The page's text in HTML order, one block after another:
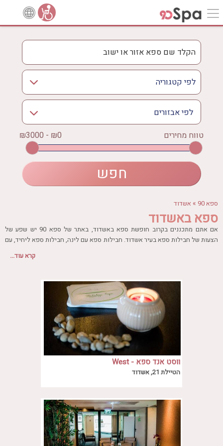
לפי אבזורים
אירוודה
ארוחה
בריכה חיצונית
ג'קוזי פרטי
חדר כושר
חמאם טורקי
סאונה רטובה
סאונה יבשה
עיסוי אבנים חמות
שיאצו
טווח מחירים ₪0 - ₪3000
ספא 90 » אשדוד
ספא באשדוד
אם אתם מתכננים בקרוב חופשת ספא באשדוד, באתר של ספא 90 יש שפע של
הצעות של חבילות ספא בעיר אשדוד. חבילות ספא עם לינה, חבילות ספא ליחיד, עם
קרא עוד...
ווסט אנד ספא הינו ספא השוכן אל מול חופיה
המרהיבים של אשדוד מזמין אתכם לבוא
ווסט אנד ספא - West
and spa
הטיילת 21, אשדוד